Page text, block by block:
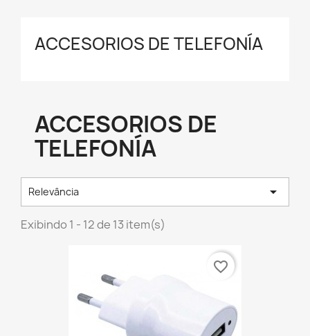
ACCESORIOS DE TELEFONÍA
ACCESORIOS DE
TELEFONÍA
Relevância 
Exibindo 1 - 12 de 13 item(s)
favorite_border